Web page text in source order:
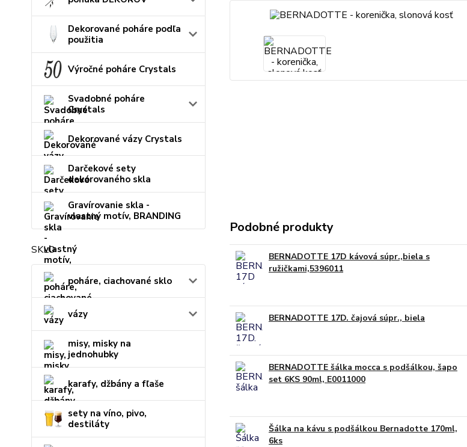
Dekorované poháre podľa
použitia
Výročné poháre Crystals
Svadobné poháre
Crystals
Dekorované vázy Crystals
Darčekové sety
dekorovaného skla
Gravírovanie skla -
vlastný motív, BRANDING
SKLO
poháre, ciachované sklo
vázy
misy, misky na
jednohubky
karafy, džbány a fľaše
sety na víno, pivo,
destiláty
Podobné produkty
BERNADOTTE 17D kávová súpr.,biela s
ružičkami,5396011
BERNADOTTE 17D. čajová súpr., biela
BERNADOTTE šálka mocca s podšálkou, šapo
set 6KS 90ml, E0011000
Šálka na kávu s podšálkou Bernadotte 170ml,
6ks